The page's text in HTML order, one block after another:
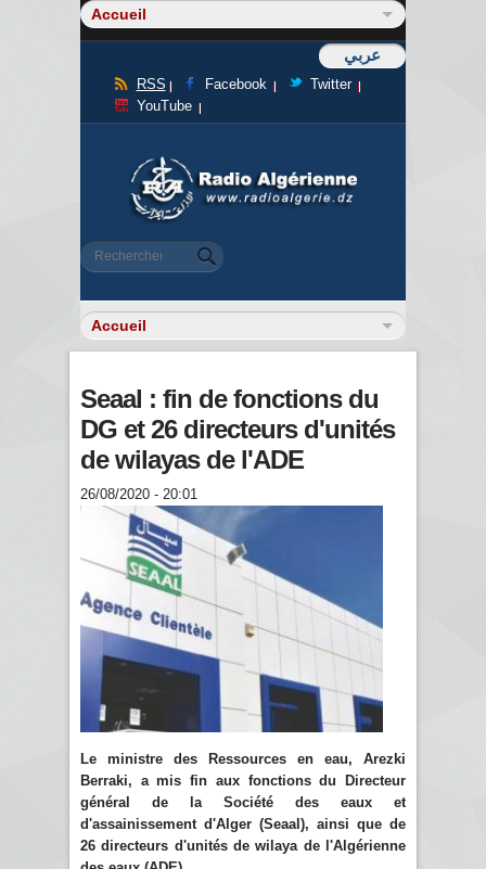
عربي
RSS Facebook
Twitter
YouTube
Formulaire de recherche
Rechercher
Seaal : fin de fonctions du
DG et 26 directeurs d'unités
de wilayas de l'ADE
26/08/2020 - 20:01
Le ministre des Ressources en eau, Arezki
Berraki, a mis fin aux fonctions du Directeur
général de la Société des eaux et
d'assainissement d'Alger (Seaal), ainsi que de
26 directeurs d'unités de wilaya de l'Algérienne